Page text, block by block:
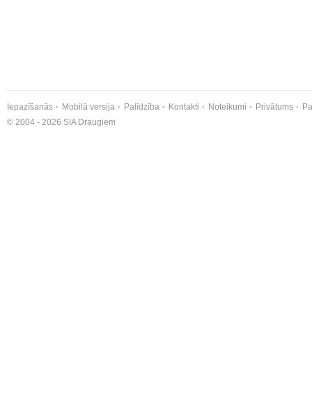
Iepazīšanās Mobilā versija Palīdzība Kontakti Noteikumi Privātums
© 2004 - 2026 SIA Draugiem